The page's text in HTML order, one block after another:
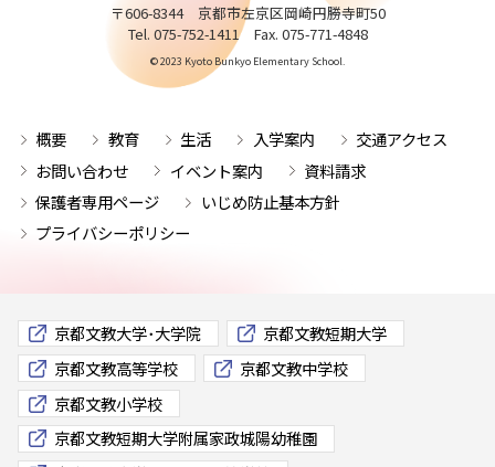
〒606-8344 京都市左京区岡崎円勝寺町50
Tel. 075-752-1411 Fax. 075-771-4848
© 2023 Kyoto Bunkyo Elementary School.
概要 教育 生活 入学案内
交通アクセス
お問い合わせ
イベント案内
資料請求
保護者専用ページ
いじめ防止基本方針
プライバシーポリシー
京都文教大学･大学院
京都文教短期大学
京都文教高等学校
京都文教中学校
京都文教小学校
京都文教短期大学附属家政城陽幼稚園